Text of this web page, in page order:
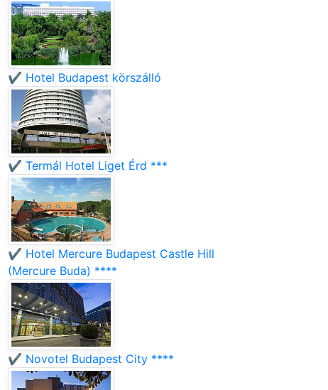
✔️ Hotel Budapest körszálló
✔️ Termál Hotel Liget Érd ***
✔️ Hotel Mercure Budapest Castle Hill
(Mercure Buda) ****
✔️ Novotel Budapest City ****